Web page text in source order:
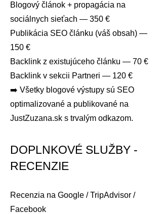
Blogový článok + propagácia na
sociálnych sieťach — 350 €
Publikácia SEO článku (váš obsah) —
150 €
Backlink z existujúceho článku — 70 €
Backlink v sekcii Partneri — 120 €
➡️ Všetky blogové výstupy sú SEO
optimalizované a publikované na
JustZuzana.sk s trvalým odkazom.
DOPLNKOVÉ SLUŽBY -
RECENZIE
Recenzia na Google / TripAdvisor /
Facebook